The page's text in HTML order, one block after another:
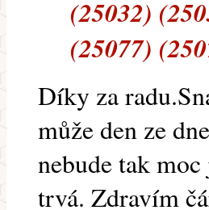
(25032)
(25077)
Díky za
může den ze
nebude tak
trvá. Zdravím